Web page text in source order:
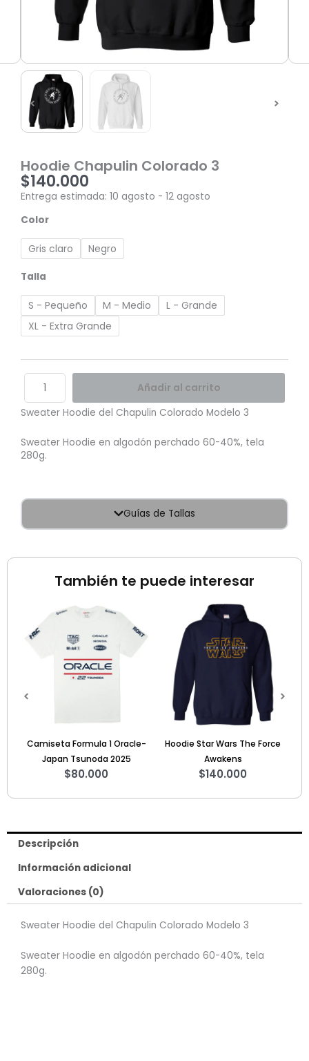
Hoodie Chapulin Colorado 3
$140.000
Entrega estimada: 10 agosto - 12 agosto
Color
Gris claro Negro
Talla
S - Pequeño M - Medio
L - Grande
XL - Extra Grande
Hoodie
Colorado
3
cantidad
Añadir al carrito
Sweater Hoodie del Chapulin Colorado Modelo 3
Sweater Hoodie en algodón perchado 60-40%, tela
280g.
Guías de Tallas
También te puede interesar
Camiseta Formula 1 Oracle-
Japan Tsunoda 2025
80.000
Hoodie Star Wars The Force
Awakens
140.000
Hoodie
Descripción
Información adicional
Valoraciones (0)
Sweater Hoodie del Chapulin Colorado Modelo 3
Sweater Hoodie en algodón perchado 60-40%, tela
280g.